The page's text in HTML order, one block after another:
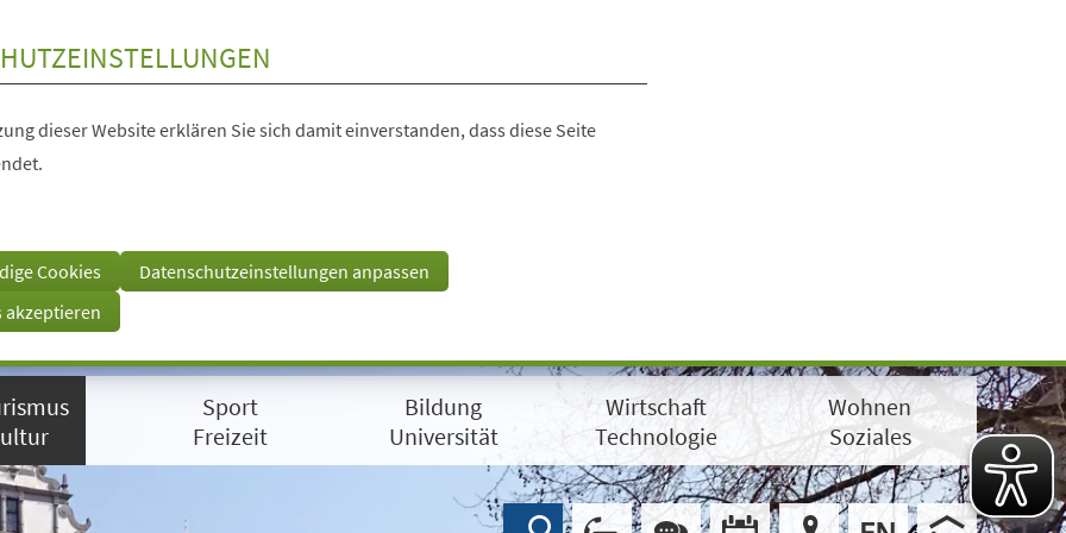
dieser Website erklären Sie sich damit einverstanden, dass diese Seite
Cookies
Datenschutzeinstellungen anpassen
akzeptieren
Sport
Freizeit
Bildung
Universität
Wirtschaft
Technologie
Wohnen
Soziales